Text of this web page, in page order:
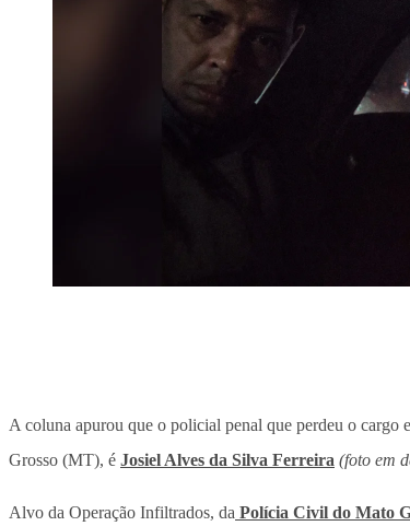
A coluna apurou que o policial penal que perdeu o cargo e
Grosso (MT), é Josiel Alves da Silva Ferreira (foto em
Alvo da Operação Infiltrados, da Polícia Civil do Mato